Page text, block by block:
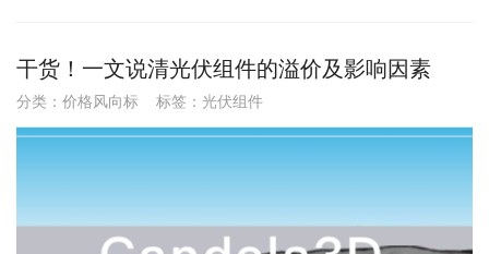
干货！一文说清光伏组件的溢价及影响因素
分类： 价格风向标 标签： 光伏组件